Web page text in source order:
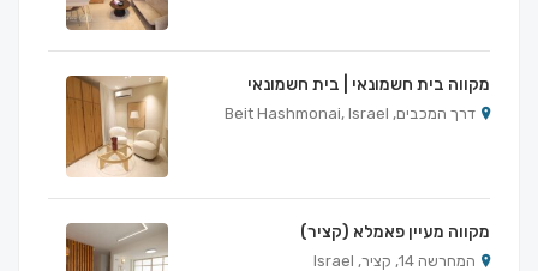
מקווה בית חשמונאי | בית חשמונאי
דרך המכבים, Beit Hashmonai, Israel
מקווה מעיין פאמלא (קציר)
המחרשה 14, קציר, Israel